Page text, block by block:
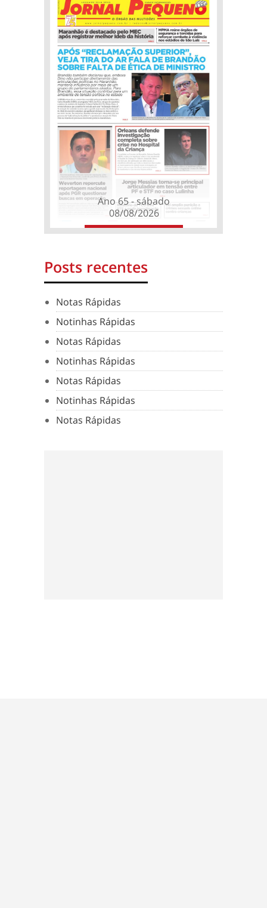
Ano 65 - sábado
08/08/2026
Posts recentes
Notas Rápidas
Notinhas Rápidas
Notas Rápidas
Notinhas Rápidas
Notas Rápidas
Notinhas Rápidas
Notas Rápidas